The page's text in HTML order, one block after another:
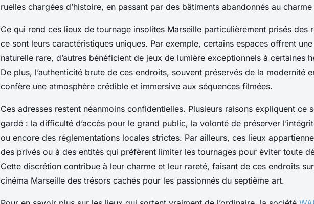
ruelles chargées d’histoire, en passant par des bâtiments abandonnés au
Ce qui rend ces lieux de tournage insolites Marseille particulièrement prisés des
ce sont leurs caractéristiques uniques. Par exemple, certains espaces offrent
naturelle rare, d’autres bénéficient de jeux de lumière exceptionnels à certaines
De plus, l’authenticité brute de ces endroits, souvent préservés de la modernité
confère une atmosphère crédible et immersive aux séquences filmées.
Ces adresses restent néanmoins confidentielles. Plusieurs raisons expliquent ce
gardé : la difficulté d’accès pour le grand public, la volonté de préserver
ou encore des réglementations locales strictes. Par ailleurs, ces lieux
des privés ou à des entités qui préfèrent limiter les tournages pour éviter toute
Cette discrétion contribue à leur charme et leur rareté, faisant de ces endroits
cinéma Marseille des trésors cachés pour les passionnés du septième art.